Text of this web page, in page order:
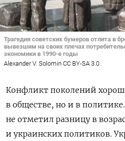
Трагедия советских бумеров отлита в
вывезшим на своих плечах
экономики в 1990-е годы
Alexander V. Solomin CC BY-SA 3.0
Конфликт поколений
в обществе, но и в
не отметил разницу в
и украинских политиков.